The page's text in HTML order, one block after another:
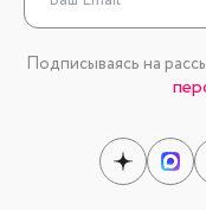
Подписываясь на